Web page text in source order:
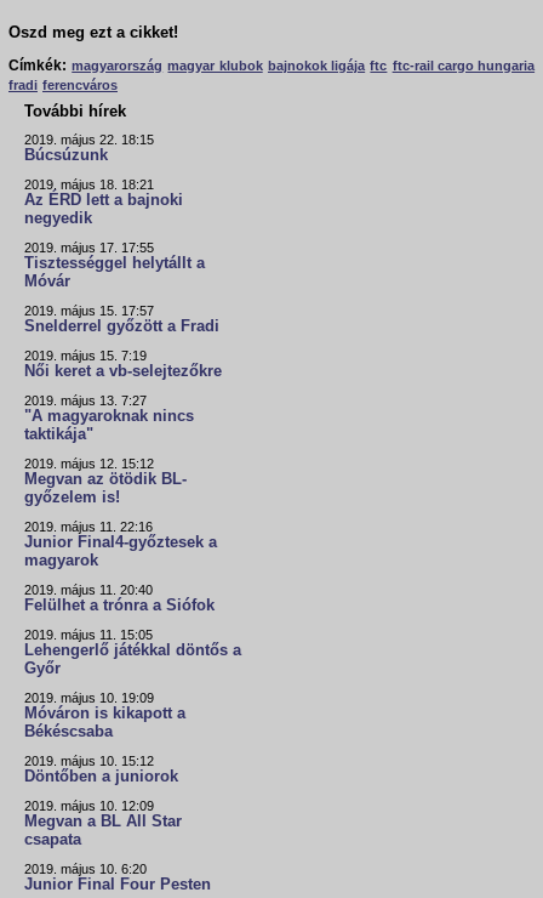
Oszd meg ezt a cikket!
Címkék: magyarország magyar klubok bajnokok ligája ftc ftc-rail cargo hungaria
fradi ferencváros
További hírek
2019. május 22. 18:15
Búcsúzunk
2019. május 18. 18:21
Az ÉRD lett a bajnoki
negyedik
2019. május 17. 17:55
Tisztességgel helytállt a
Móvár
2019. május 15. 17:57
Snelderrel győzött a Fradi
2019. május 15. 7:19
Női keret a vb-selejtezőkre
2019. május 13. 7:27
"A magyaroknak nincs
taktikája"
2019. május 12. 15:12
Megvan az ötödik BL-
győzelem is!
2019. május 11. 22:16
Junior Final4-győztesek a
magyarok
2019. május 11. 20:40
Felülhet a trónra a Siófok
2019. május 11. 15:05
Lehengerlő játékkal döntős a
Győr
2019. május 10. 19:09
Móváron is kikapott a
Békéscsaba
2019. május 10. 15:12
Döntőben a juniorok
2019. május 10. 12:09
Megvan a BL All Star
csapata
2019. május 10. 6:20
Junior Final Four Pesten